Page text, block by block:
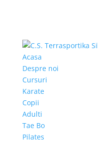
Acasa
Despre noi
Cursuri
Karate
Copii
Adulti
Tae Bo
Pilates